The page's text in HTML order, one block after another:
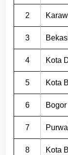
2
3
4 Kota
5 Kota
6 Bogor
7
8 Kota